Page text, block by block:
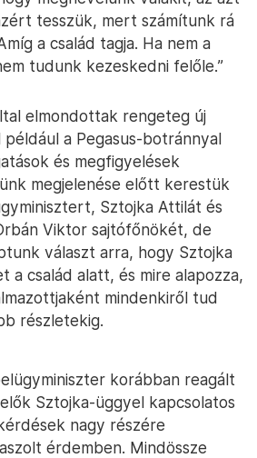
tesszük, mert számítunk rá
a család tagja. Ha nem a
tudunk kezeskedni felőle.”
elmondottak rengeteg új
a Pegasus-botránnyal
és megfigyelések
megjelenése előtt kerestük
Sztojka Attilát és
Viktor sajtófőnökét, de
választ arra, hogy Sztojka
a család alatt, és mire alapozza,
mindenkiről tud
részletekig.
korábban reagált
Sztojka-üggyel kapcsolatos
nagy részére
érdemben. Mindössze